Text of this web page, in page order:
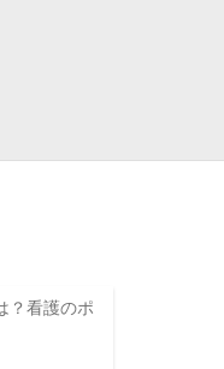
？看護のポ